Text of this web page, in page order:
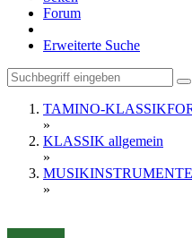
Forum
Erweiterte Suche
TAMINO-
»
KLASSIK allgemein
»
MUSIKINSTRUMENTE
»